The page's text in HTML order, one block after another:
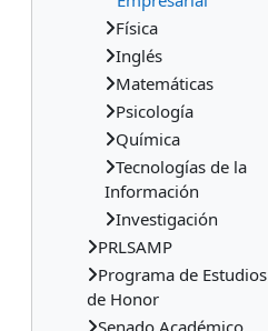
Física
Inglés
Matemáticas
Psicología
Química
Tecnologías de la
Información
Investigación
PRLSAMP
Programa de Estudios
de Honor
Senado Académico